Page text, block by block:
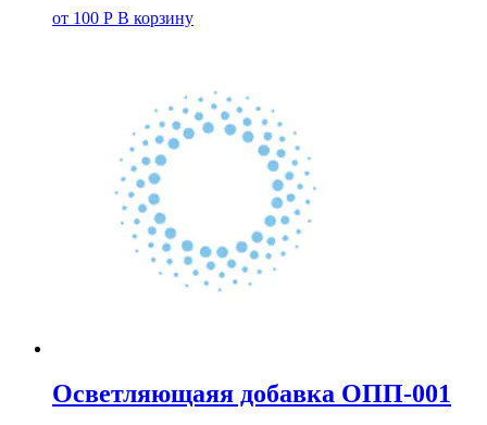
от 100 Р В корзину
Осветляющаяя добавка ОПП-001